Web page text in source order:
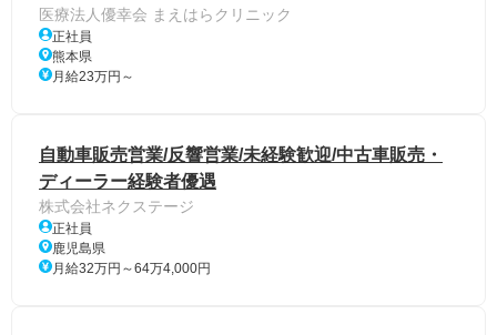
医療法人優幸会 まえはらクリニック
正社員
熊本県
月給23万円～
自動車販売営業/反響営業/未経験歓迎/中古車販売・
ディーラー経験者優遇
株式会社ネクステージ
正社員
鹿児島県
月給32万円～64万4,000円